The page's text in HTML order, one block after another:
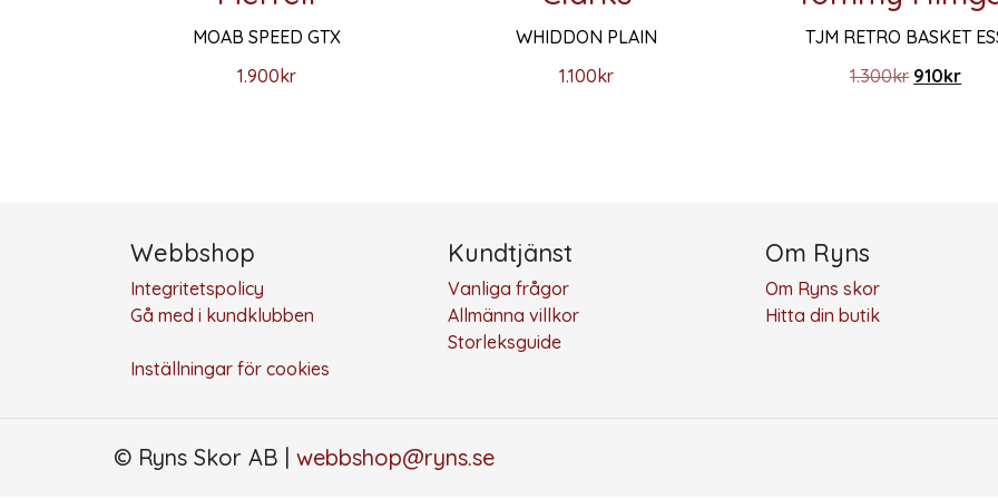
MOAB SPEED GTX
1.900kr
WHIDDON PLAIN
1.100kr
TJM RETRO BASKET
1.300kr Det
910krDet
Webbshop
Integritetspolicy
Gå med i kundklubben
Kundtjänst
Vanliga frågor
Allmänna villkor
Storleksguide
Om Ryns
Om Ryns skor
Hitta din butik
Inställningar för cookies
© Ryns Skor AB | webbshop@ryns.se